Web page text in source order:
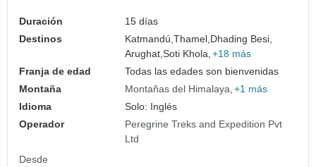
Duración
15 días
Destinos
Katmandú,Thamel,Dhading Besi,
Arughat,Soti Khola, +18 más
Franja de edad
Todas las edades son bienvenidas
Montaña
Montañas del Himalaya +1 más
Idioma
Solo: Inglés
Operador
Peregrine Treks and Expedition Pvt
Ltd
Desde